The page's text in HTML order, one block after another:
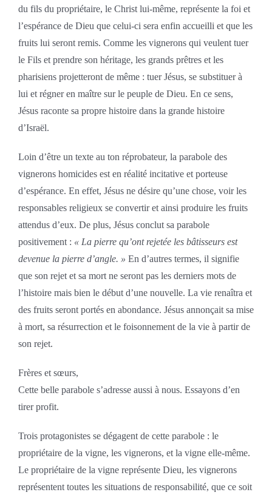
du fils du propriétaire, le Christ lui-même, représente la foi et
l’espérance de Dieu que celui-ci sera enfin accueilli et que les
fruits lui seront remis. Comme les vignerons qui veulent tuer
le Fils et prendre son héritage, les grands prêtres et les
pharisiens projetteront de même : tuer Jésus, se substituer à
lui et régner en maître sur le peuple de Dieu. En ce sens,
Jésus raconte sa propre histoire dans la grande histoire
d’Israël.
Loin d’être un texte au ton réprobateur, la parabole des
vignerons homicides est en réalité incitative et porteuse
d’espérance. En effet, Jésus ne désire qu’une chose, voir les
responsables religieux se convertir et ainsi produire les fruits
attendus d’eux. De plus, Jésus conclut sa parabole
positivement : « La pierre qu’ont rejetée les bâtisseurs est
devenue la pierre d’angle. » En d’autres termes, il signifie
que son rejet et sa mort ne seront pas les derniers mots de
l’histoire mais bien le début d’une nouvelle. La vie renaîtra et
des fruits seront portés en abondance. Jésus annonçait sa mise
à mort, sa résurrection et le foisonnement de la vie à partir de
son rejet.
Frères et sœurs,
Cette belle parabole s’adresse aussi à nous. Essayons d’en
tirer profit.
Trois protagonistes se dégagent de cette parabole : le
propriétaire de la vigne, les vignerons, et la vigne elle-même.
Le propriétaire de la vigne représente Dieu, les vignerons
représentent toutes les situations de responsabilité, que ce soit